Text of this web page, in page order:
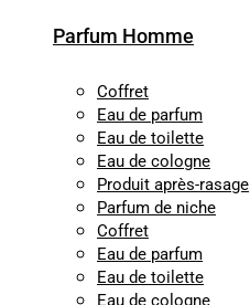
Parfum Homme
Coffret
Eau de parfum
Eau de toilette
Eau de cologne
Produit après-rasage
Parfum de niche
Coffret
Eau de parfum
Eau de toilette
Eau de cologne